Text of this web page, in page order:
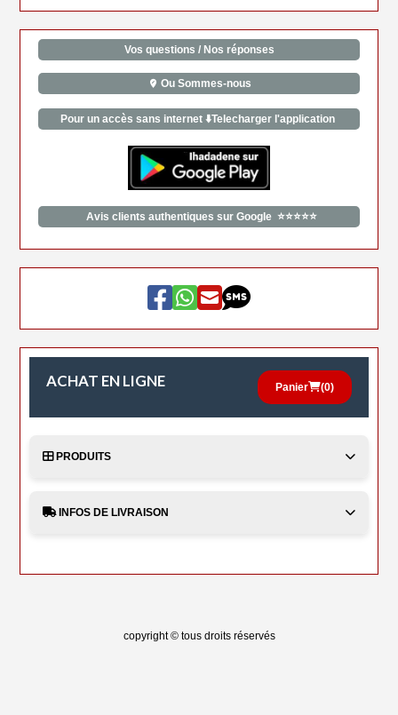
Vos questions / Nos réponses
Ou Sommes-nous
Pour un accès sans internet ⬇️Telecharger l'application
Avis clients authentiques sur Google ⭐⭐⭐⭐⭐
ACHAT EN LIGNE Panier (0)
PRODUITS
INFOS DE LIVRAISON
copyright © tous droits réservés